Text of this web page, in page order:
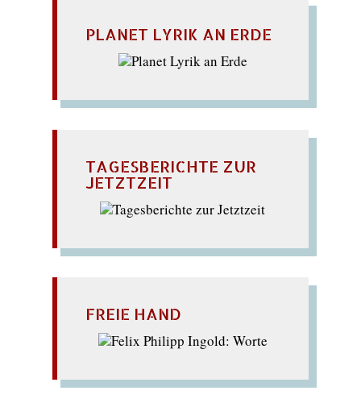
PLANET LYRIK AN ERDE
TAGESBERICHTE ZUR
JETZTZEIT
FREIE HAND